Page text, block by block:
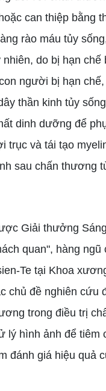
can thiệp bằng
rào máu tủy
do bị hạn
người bị hạn
thần kinh tủy
dinh dưỡng để
và tái tạo
sau chấn thương
Giải thưởng
quan", hàng
Te tại Khoa
chủ đề nghiên
trong điều trị
hình ảnh để tiêm
đánh giá hiệu quả